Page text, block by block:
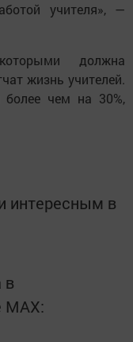
учителя», —
должна
жизнь учителей.
более чем на 30%,
интересным в
в
MАХ: